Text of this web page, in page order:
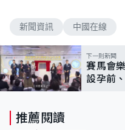
新聞資訊 中國在線
下一則新聞
賽馬會
設孕前
推薦閱讀